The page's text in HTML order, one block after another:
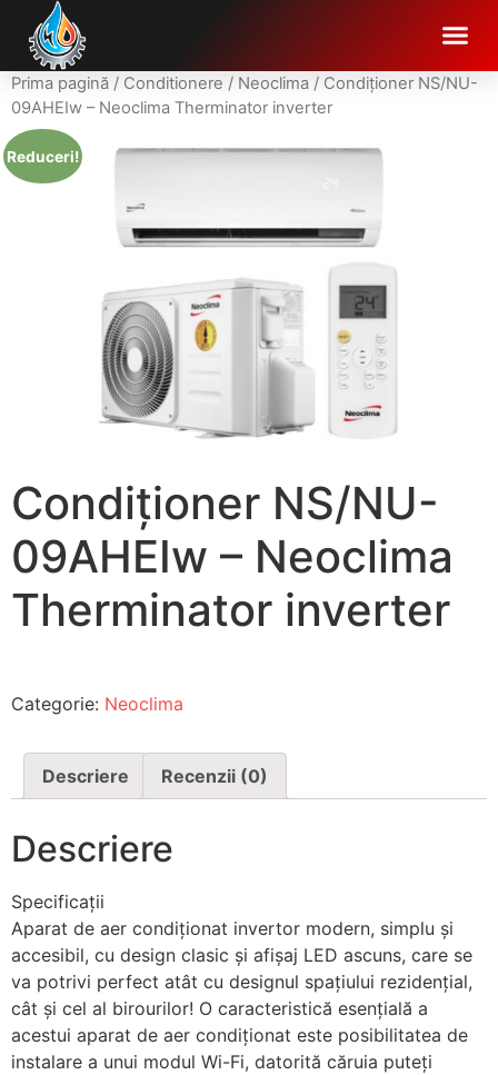
Prima pagină / Conditionere / Neoclima / Condiționer NS/NU-
09AHEIw – Neoclima Therminator inverter
Reduceri!
Condiționer NS/NU-
09AHEIw – Neoclima
Therminator inverter
Categorie: Neoclima
Descriere Recenzii (0)
Descriere
Specificaţii
Aparat de aer condiționat invertor modern, simplu și
accesibil, cu design clasic și afișaj LED ascuns, care se
va potrivi perfect atât cu designul spațiului rezidențial,
cât și cel al birourilor! O caracteristică esențială a
acestui aparat de aer condiționat este posibilitatea de
instalare a unui modul Wi-Fi, datorită căruia puteți